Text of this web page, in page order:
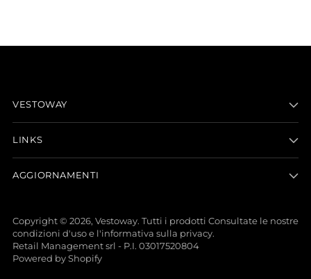
VESTOWAY
LINKS
AGGIORNAMENTI
Copyright © 2026, Vestoway. Tutti i prodotti Consultate le nostre
condizioni d'uso e l'informativa sulla privacy.
Retail Management srl - P.I. 03017520804
Powered by Shopify